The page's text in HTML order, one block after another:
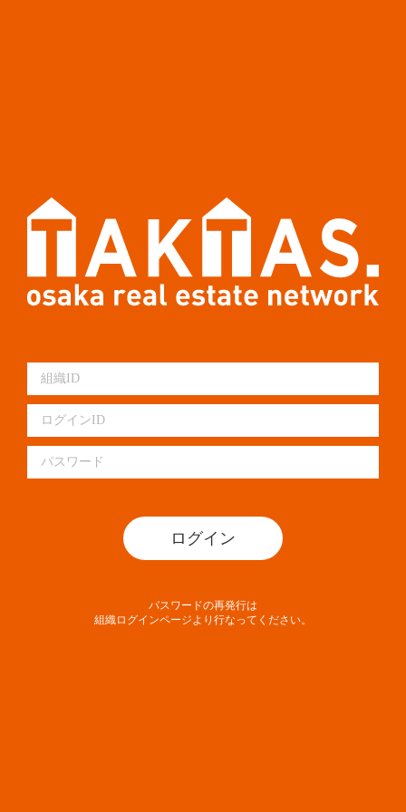
ログイン
パスワードの再発行は
組織ログインページより行なってください。